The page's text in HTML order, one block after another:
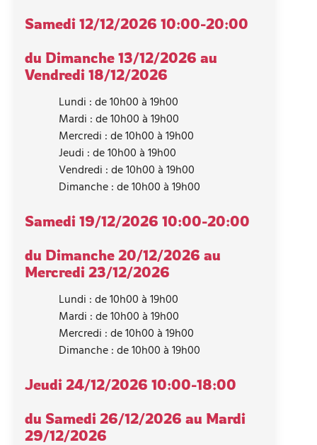
Samedi 12/12/2026 10:00-20:00
du Dimanche 13/12/2026 au
Vendredi 18/12/2026
Lundi : de 10h00 à 19h00
Mardi : de 10h00 à 19h00
Mercredi : de 10h00 à 19h00
Jeudi : de 10h00 à 19h00
Vendredi : de 10h00 à 19h00
Dimanche : de 10h00 à 19h00
Samedi 19/12/2026 10:00-20:00
du Dimanche 20/12/2026 au
Mercredi 23/12/2026
Lundi : de 10h00 à 19h00
Mardi : de 10h00 à 19h00
Mercredi : de 10h00 à 19h00
Dimanche : de 10h00 à 19h00
Jeudi 24/12/2026 10:00-18:00
du Samedi 26/12/2026 au Mardi
29/12/2026